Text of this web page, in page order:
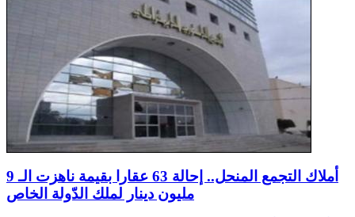
أملاك التجمع المنحل.. إحالة 63 عقارا بقيمة ناهزت الـ 9
مليون دينار لملك الدّولة الخاص